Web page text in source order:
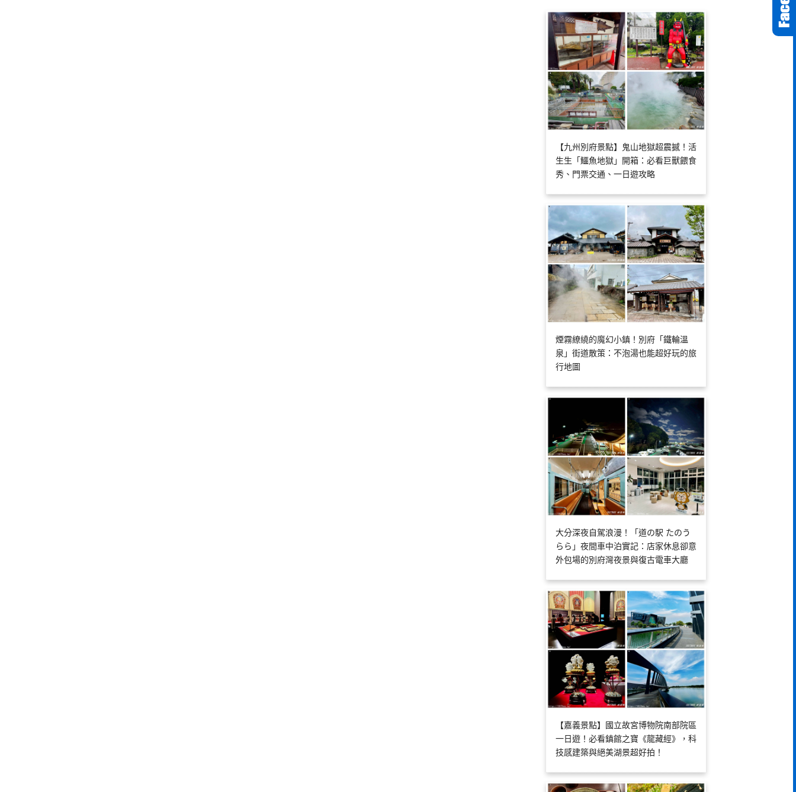
【九州別府景點】鬼山地獄超震撼！活
生生「鱷魚地獄」開箱：必看巨獸餵食
秀、門票交通、一日遊攻略
煙霧繚繞的魔幻小鎮！別府「鐵輪溫
泉」街道散策：不泡湯也能超好玩的旅
行地圖
大分深夜自駕浪漫！「道の駅 たのう
らら」夜間車中泊實記：店家休息卻意
外包場的別府灣夜景與復古電車大廳
【嘉義景點】國立故宮博物院南部院區
一日遊！必看鎮館之寶《龍藏經》，科
技感建築與絕美湖景超好拍！